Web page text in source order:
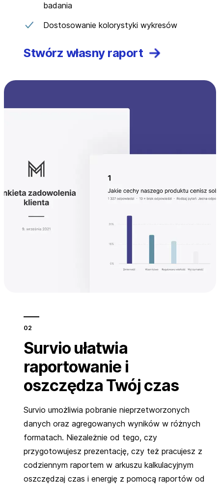
badania
Dostosowanie kolorystyki wykresów
Stwórz własny raport
Survio ułatwia
raportowanie i
oszczędza Twój czas
Survio umożliwia pobranie nieprzetworzonych
danych oraz agregowanych wyników w różnych
formatach. Niezależnie od tego, czy
przygotowujesz prezentację, czy też pracujesz z
codziennym raportem w arkuszu kalkulacyjnym
oszczędzaj czas i energię z pomocą raportów od